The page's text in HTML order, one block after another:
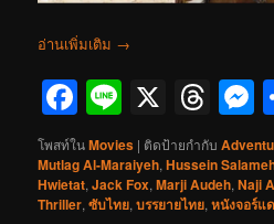
อ่านเพิ่มเติม →
Facebook
Line
X
โพสท์ในMovies | ติดป้ายกำกับ
Mutlag Al-Maraiyeh,Hussein
Hwietat,Jack Fox,Marji Audeh,Naji
Thriller,ซับไทย,บรรยายไทย,หนังจอร์แ